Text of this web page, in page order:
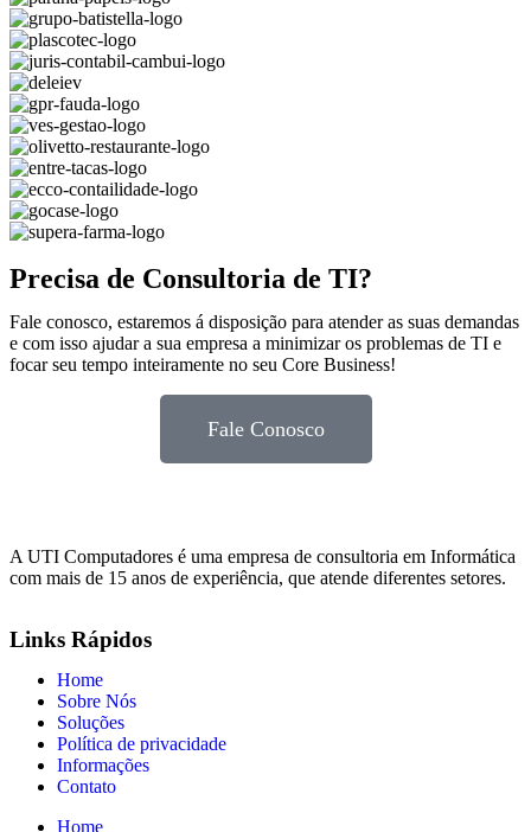
Precisa de Consultoria de TI?
Fale conosco, estaremos á disposição para atender as suas demandas
e com isso ajudar a sua empresa a minimizar os problemas de TI e
focar seu tempo inteiramente no seu Core Business!
Fale Conosco
A UTI Computadores é uma empresa de consultoria em Informática
com mais de 15 anos de experiência, que atende diferentes setores.
Links Rápidos
Home
Sobre Nós
Soluções
Política de privacidade
Informações
Contato
Home